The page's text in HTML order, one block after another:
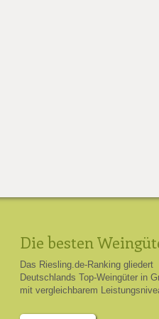
Die besten
Das Riesling.de-Ranking gliedert
Deutschlands Top-Weingüter in
mit vergleichbarem